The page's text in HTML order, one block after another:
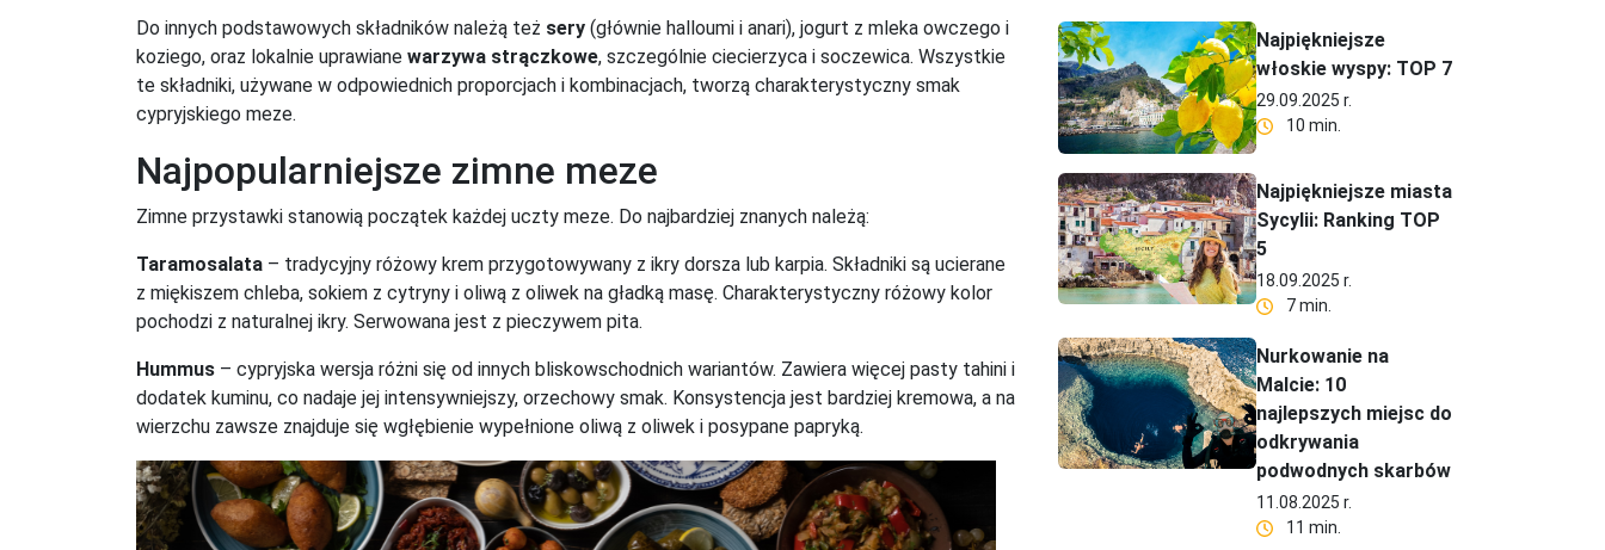
Do innych podstawowych składników należą też sery (głównie halloumi i anari), jogurt z mleka owczego i
koziego, oraz lokalnie uprawiane warzywa strączkowe, szczególnie ciecierzyca i soczewica. Wszystkie
te składniki, używane w odpowiednich proporcjach i kombinacjach, tworzą charakterystyczny smak
cypryjskiego meze.
Najpopularniejsze zimne meze
Zimne przystawki stanowią początek każdej uczty meze. Do najbardziej znanych należą:
Taramosalata – tradycyjny różowy krem przygotowywany z ikry dorsza lub karpia. Składniki są ucierane
z miękiszem chleba, sokiem z cytryny i oliwą z oliwek na gładką masę. Charakterystyczny różowy kolor
pochodzi z naturalnej ikry. Serwowana jest z pieczywem pita.
Hummus – cypryjska wersja różni się od innych bliskowschodnich wariantów. Zawiera więcej pasty tahini i
dodatek kuminu, co nadaje jej intensywniejszy, orzechowy smak. Konsystencja jest bardziej kremowa, a na
wierzchu zawsze znajduje się wgłębienie wypełnione oliwą z oliwek i posypane papryką.
Najpiękniejsze
włoskie wyspy: TOP 7
29.09.2025 r.
10 min.
Najpiękniejsze miasta
Sycylii: Ranking TOP
5
18.09.2025 r.
7 min.
Nurkowanie na
Malcie: 10
najlepszych miejsc do
odkrywania
podwodnych skarbów
11.08.2025 r.
11 min.